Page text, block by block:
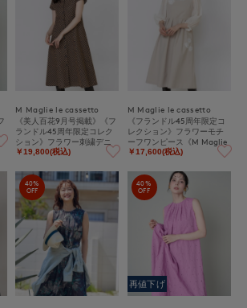
M Maglie le cassetto
《美人百花9月号掲載》《フ
ランドル45周年限定コレク
ション》フラワー刺繍デニ
ムワンピース《M Maglie le
ムワンピ
￥19,800(税込)
M Maglie le cassetto
《フランドル45周年限定コ
レクション》フラワーモチ
ーフワンピース《M Maglie
le cassetto》
￥17,600(税込)
40%
OFF
40%
OFF
再値下げ